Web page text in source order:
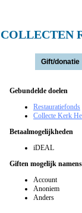
COLLECTEN
Gebundelde doelen
Restauratiefonds
Collecte Kerk
Betaalmogelijkheden
iDEAL
Giften mogelijk namens
Account
Anoniem
Anders